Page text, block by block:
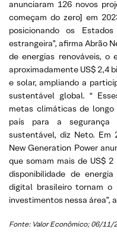
anunciaram 126 novos
começam do zero] em
posicionando os
estrangeira”, afirma Abrão
de energias renováveis, o
aproximadamente US$ 2,4
e solar, ampliando a
sustentável global. “
metas climáticas de
país para a segurança
sustentável, diz Neto. Em
New Generation Power
que somam mais de US$
disponibilidade de
digital brasileiro tornam o
investimentos nessa área”,
Fonte: Valor Econômico; 06/11/